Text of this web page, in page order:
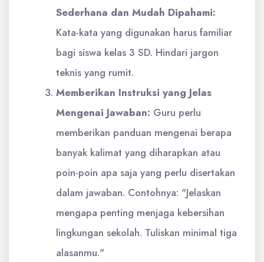
Sederhana dan Mudah Dipahami:
Kata-kata yang digunakan harus familiar
bagi siswa kelas 3 SD. Hindari jargon
teknis yang rumit.
Memberikan Instruksi yang Jelas
Mengenai Jawaban: Guru perlu
memberikan panduan mengenai berapa
banyak kalimat yang diharapkan atau
poin-poin apa saja yang perlu disertakan
dalam jawaban. Contohnya: "Jelaskan
mengapa penting menjaga kebersihan
lingkungan sekolah. Tuliskan minimal tiga
alasanmu."